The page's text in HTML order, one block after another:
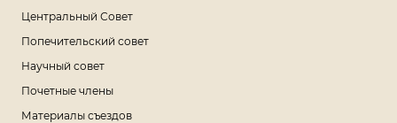
Центральный Совет
Попечительский совет
Научный совет
Почетные члены
Материалы съездов